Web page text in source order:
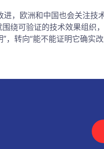
，欧洲和中国也会关注技
绕可验证的技术效果组织
转向“能不能证明它确实改